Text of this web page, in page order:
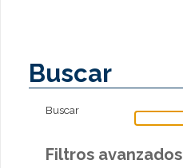
Buscar
Buscar
Filtros avanzados